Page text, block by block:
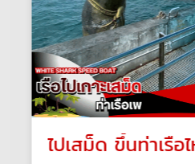
ไปเสม็ด ขึ้นท่าเรือไ